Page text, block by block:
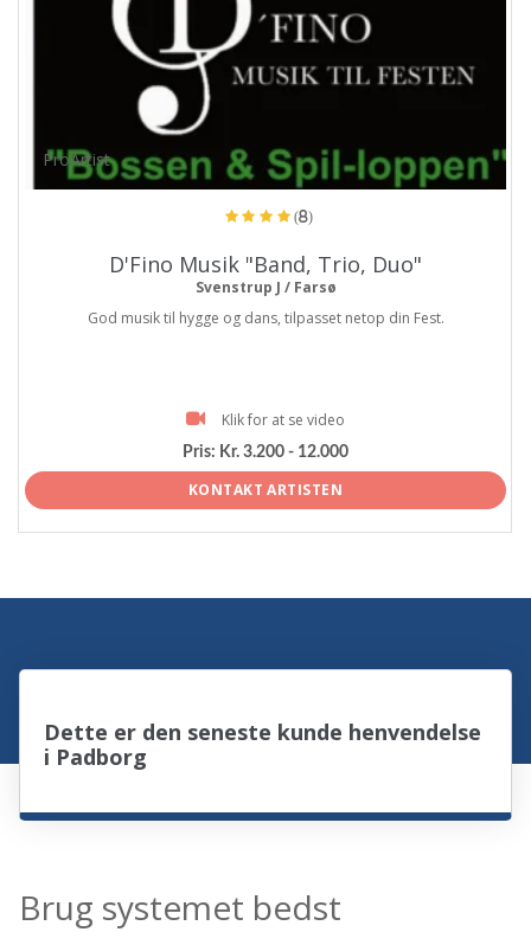
ProArtist
(8)
D'Fino Musik "Band, Trio, Duo"
Svenstrup J / Farsø
God musik til hygge og dans, tilpasset netop din Fest.
Klik for at se video
Pris: Kr. 3.200 - 12.000
KONTAKT ARTISTEN
Dette er den seneste kunde henvendelse
i Padborg
Brug systemet bedst